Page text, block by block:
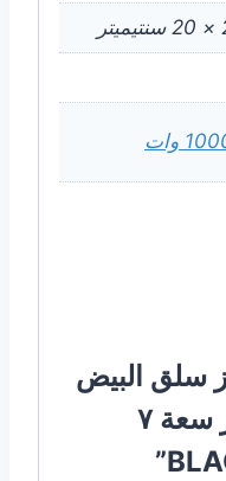
سلق البيض
EG200 بلاك اند ديكر سعة ٧